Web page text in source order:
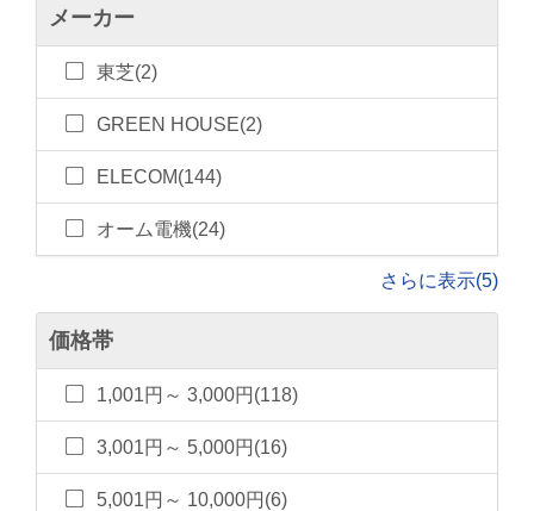
メーカー
東芝(2)
GREEN HOUSE(2)
ELECOM(144)
オーム電機(24)
さらに表示(5)
価格帯
1,001円～ 3,000円(118)
3,001円～ 5,000円(16)
5,001円～ 10,000円(6)